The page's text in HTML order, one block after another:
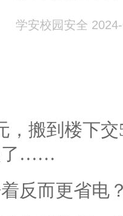
学安校园安全
，搬到楼下
了……
反而更省电